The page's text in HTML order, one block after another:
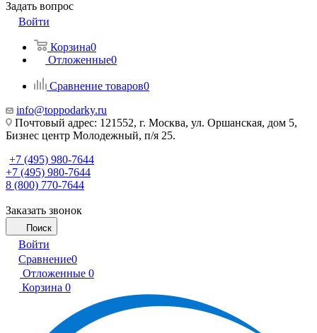
Задать вопрос
Войти
Корзина0
Отложенные0
Сравнение товаров0
info@toppodarky.ru
Почтовый адрес: 121552, г. Москва, ул. Оршанская, дом 5,
Бизнес центр Молодежный, п/я 25.
+7 (495) 980-7644
+7 (495) 980-7644
8 (800) 770-7644
Заказать звонок
Поиск
Войти
Сравнение0
Отложенные 0
Корзина 0